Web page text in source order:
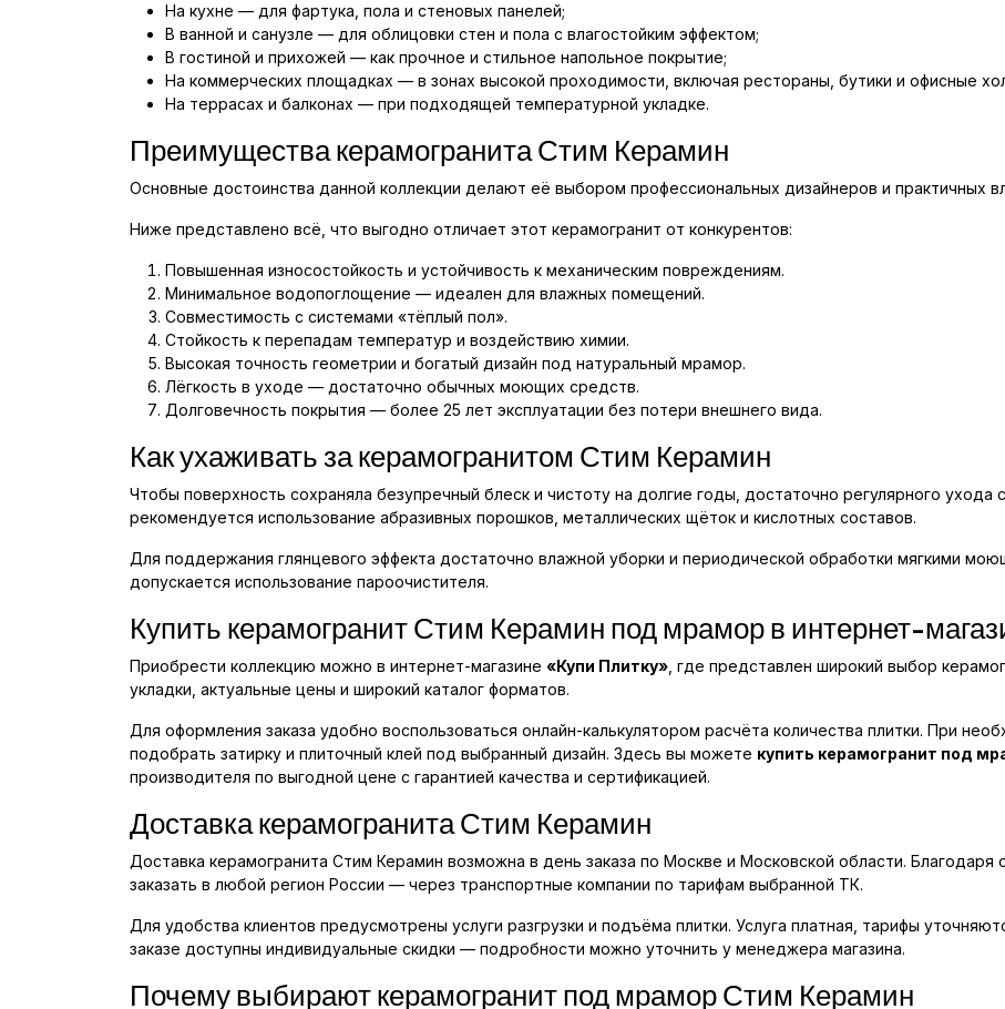
На кухне — для фартука, пола и стеновых панелей;
В ванной и санузле — для облицовки стен и пола с влагостойким эффектом;
В гостиной и прихожей — как прочное и стильное напольное покрытие;
На коммерческих площадках — в зонах высокой проходимости, включая рестораны, бутики и офисные
На террасах и балконах — при подходящей температурной укладке.
Преимущества керамогранита Стим Керамин
Основные достоинства данной коллекции делают её выбором профессиональных дизайнеров и практичных
Ниже представлено всё, что выгодно отличает этот керамогранит от конкурентов:
Повышенная износостойкость и устойчивость к механическим повреждениям.
Минимальное водопоглощение — идеален для влажных помещений.
Совместимость с системами «тёплый пол».
Стойкость к перепадам температур и воздействию химии.
Высокая точность геометрии и богатый дизайн под натуральный мрамор.
Лёгкость в уходе — достаточно обычных моющих средств.
Долговечность покрытия — более 25 лет эксплуатации без потери внешнего вида.
Как ухаживать за керамогранитом Стим Керамин
Чтобы поверхность сохраняла безупречный блеск и чистоту на долгие годы, достаточно регулярного
рекомендуется использование абразивных порошков, металлических щёток и кислотных составов.
Для поддержания глянцевого эффекта достаточно влажной уборки и периодической обработки мягкими
допускается использование пароочистителя.
Купить керамогранит Стим Керамин под мрамор в интернет-
Приобрести коллекцию можно в интернет-магазине «Купи Плитку» , где представлен широкий выбор
укладки, актуальные цены и широкий каталог форматов.
Для оформления заказа удобно воспользоваться онлайн-калькулятором расчёта количества плитки. При
подобрать затирку и плиточный клей под выбранный дизайн. Здесь вы можете купить керамогранит под
производителя по выгодной цене с гарантией качества и сертификацией.
Доставка керамогранита Стим Керамин
Доставка керамогранита Стим Керамин возможна в день заказа по Москве и Московской области. Благодаря
заказать в любой регион России — через транспортные компании по тарифам выбранной ТК.
Для удобства клиентов предусмотрены услуги разгрузки и подъёма плитки. Услуга платная, тарифы
заказе доступны индивидуальные скидки — подробности можно уточнить у менеджера магазина.
Почему выбирают керамогранит под мрамор Стим Керамин